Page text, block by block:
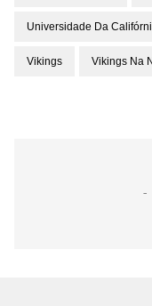
Universidade Da
Vikings Vikings Na